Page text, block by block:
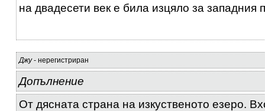
на двадесети век е била изцяло за западния
Джу- нерегистриран
Допълнение
От дясната страна на изкуственото езеро.